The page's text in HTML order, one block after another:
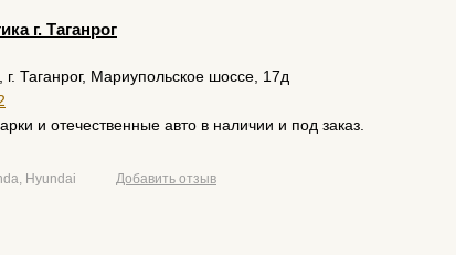
г. Таганрог
г. Таганрог, Мариупольское шоссе, 17д
и отечественные авто в наличии и под заказ.
Hyundai Добавить отзыв